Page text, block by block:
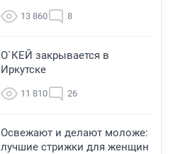
13 860 8
О`КЕЙ закрывается в
Иркутске
11 810 26
Освежают и делают моложе:
лучшие стрижки для женщин